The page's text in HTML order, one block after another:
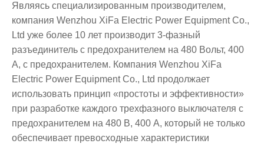
Являясь специализированным производителем,
компания Wenzhou XiFa Electric Power Equipment Co.,
Ltd уже более 10 лет производит 3-фазный
разъединитель с предохранителем на 480 Вольт, 400
А, с предохранителем. Компания Wenzhou XiFa
Electric Power Equipment Co., Ltd продолжает
использовать принцип «простоты и эффективности»
при разработке каждого трехфазного выключателя с
предохранителем на 480 В, 400 А, который не только
обеспечивает превосходные характеристики